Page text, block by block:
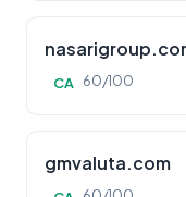
CA 60/100
gmvaluta.com